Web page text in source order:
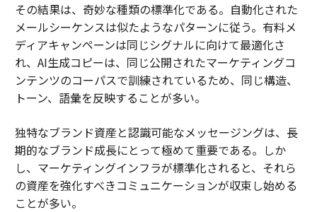
その結果は、奇妙な種類の標準化である。自動化された
メールシーケンスは似たようなパターンに従う。有料メ
ディアキャンペーンは同じシグナルに向けて最適化さ
れ、AI生成コピーは、同じ公開されたマーケティングコ
ンテンツのコーパスで訓練されているため、同じ構造、
トーン、語彙を反映することが多い。
独特なブランド資産と認識可能なメッセージングは、長
期的なブランド成長にとって極めて重要である。しか
し、マーケティングインフラが標準化されると、それら
の資産を強化すべきコミュニケーションが収束し始める
ことが多い。